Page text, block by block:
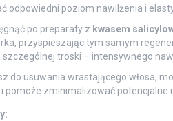
odpowiedni poziom nawilżenia i
po preparaty z kwasem
przyspieszając tym samym
troski – intensywnego
do usuwania wrastającego włosa,
i pomoże zminimalizować potencjalne